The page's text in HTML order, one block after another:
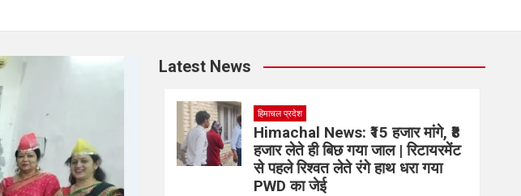
Latest News
हिमाचल प्रदेश
Himachal News: ₹15 हजार मांगे, ₹8
हजार लेते ही बिछ गया जाल | रिटायरमेंट
से पहले रिश्वत लेते रंगे हाथ धरा गया
PWD का जेई